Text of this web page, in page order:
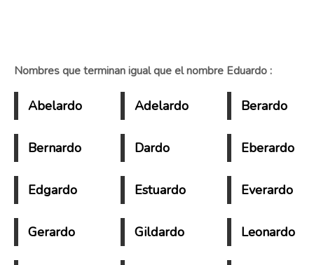
Nombres que terminan igual que el nombre Eduardo :
Abelardo Adelardo Berardo
Bernardo Dardo Eberardo
Edgardo Estuardo Everardo
Gerardo Gildardo Leonardo